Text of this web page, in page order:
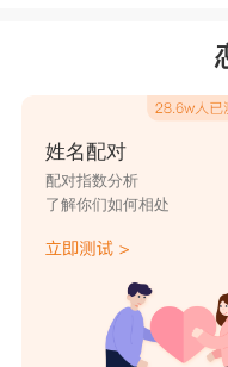
下半年的白羊单身
羊，对于桃花们来
努力中的白羊，总
的话，还是相当快
白羊座对于爱情
定这种虚无缥缈的
动，愿意主动出击
姓名配对
配对指数分析
了解你们如何相处